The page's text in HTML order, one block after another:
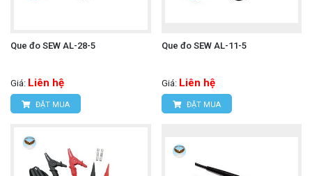
Que đo SEW AL-28-5
Giá: Liên hệ
ĐẶT MUA
Que đo SEW AL-11-5
Giá: Liên hệ
ĐẶT MUA